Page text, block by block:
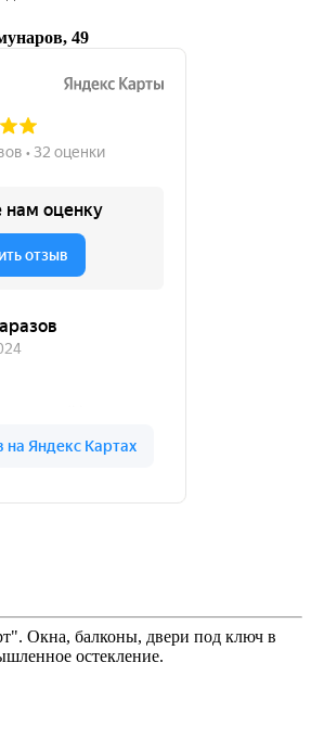
49
Окна, балконы, двери под ключ в
остекление.